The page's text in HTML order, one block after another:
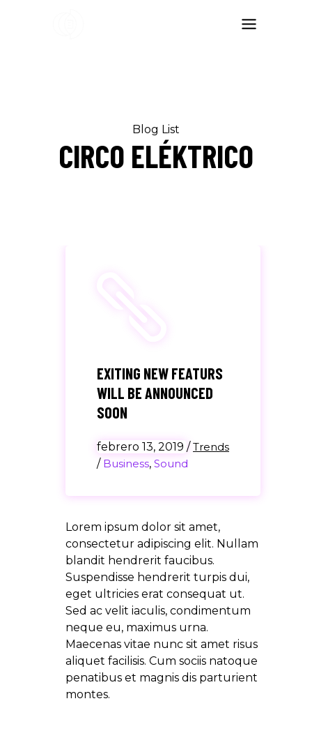
Blog List
CIRCO ELÉKTRICO
EXITING NEW FEATURS
WILL BE ANNOUNCED
SOON
febrero 13, 2019 /Trends
/ Business, Sound
Lorem ipsum dolor sit amet,
consectetur adipiscing elit. Nullam
blandit hendrerit faucibus.
Suspendisse hendrerit turpis dui,
eget ultricies erat consequat ut.
Sed ac velit iaculis, condimentum
neque eu, maximus urna.
Maecenas vitae nunc sit amet risus
aliquet facilisis. Cum sociis natoque
penatibus et magnis dis parturient
montes.